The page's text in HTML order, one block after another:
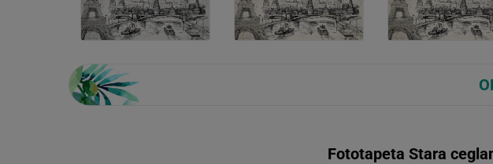
Fototapeta Stara